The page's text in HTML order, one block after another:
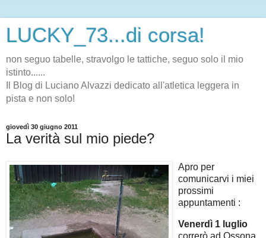
LUCKY_73...di corsa!
non seguo tabelle, stravolgo le tattiche, seguo solo il mio
istinto......
Il Blog di Luciano Alvazzi dedicato all'atletica leggera in
pista e non solo!
giovedì 30 giugno 2011
La verità sul mio piede?
Apro per
comunicarvi i miei
prossimi
appuntamenti :
Venerdì 1 luglio
correrò ad Ossona